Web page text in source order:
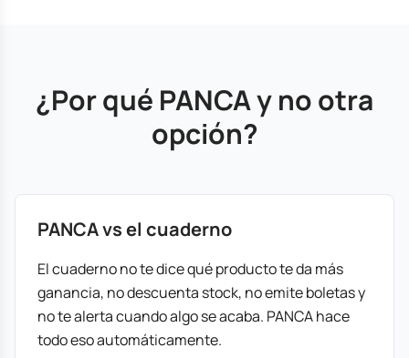
¿Por qué PANCA y no otra
opción?
PANCA vs el cuaderno
El cuaderno no te dice qué producto te da más
ganancia, no descuenta stock, no emite boletas y
no te alerta cuando algo se acaba. PANCA hace
todo eso automáticamente.